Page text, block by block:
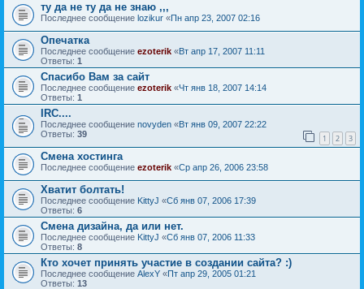
ту да не ту да не знаю ,,,
Последнее сообщение lozikur «Пн апр 23, 2007 02:16
Опечатка
Последнее сообщение ezoterik «Вт апр 17, 2007 11:11
Ответы: 1
Спасибо Вам за сайт
Последнее сообщение ezoterik «Чт янв 18, 2007 14:14
Ответы: 1
IRC....
Последнее сообщение novyden «Вт янв 09, 2007 22:22
Ответы: 39 1 2 3
Смена хостинга
Последнее сообщение ezoterik «Ср апр 26, 2006 23:58
Хватит болтать!
Последнее сообщение KittyJ «Сб янв 07, 2006 17:39
Ответы: 6
Смена дизайна, да или нет.
Последнее сообщение KittyJ «Сб янв 07, 2006 11:33
Ответы: 8
Кто хочет принять участие в создании сайта? :)
Последнее сообщение AlexY «Пт апр 29, 2005 01:21
Ответы: 13